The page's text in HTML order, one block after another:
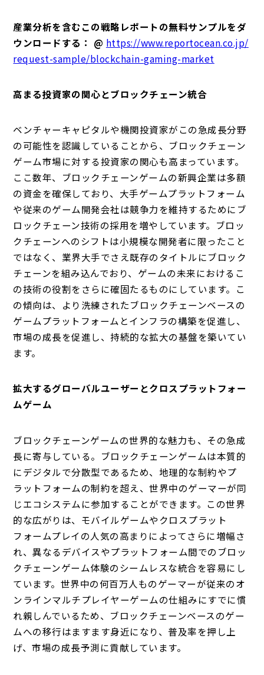
産業分析を含むこの戦略レポートの無料サンプルをダ
ウンロードする： @ https://www.reportocean.co.jp/
request-sample/blockchain-gaming-market
高まる投資家の関心とブロックチェーン統合
ベンチャーキャピタルや機関投資家がこの急成長分野
の可能性を認識していることから、ブロックチェーン
ゲーム市場に対する投資家の関心も高まっています。
ここ数年、ブロックチェーンゲームの新興企業は多額
の資金を確保しており、大手ゲームプラットフォーム
や従来のゲーム開発会社は競争力を維持するためにブ
ロックチェーン技術の採用を増やしています。ブロッ
クチェーンへのシフトは小規模な開発者に限ったこと
ではなく、業界大手でさえ既存のタイトルにブロック
チェーンを組み込んでおり、ゲームの未来におけるこ
の技術の役割をさらに確固たるものにしています。こ
の傾向は、より洗練されたブロックチェーンベースの
ゲームプラットフォームとインフラの構築を促進し、
市場の成長を促進し、持続的な拡大の基盤を築いてい
ます。
拡大するグローバルユーザーとクロスプラットフォー
ムゲーム
ブロックチェーンゲームの世界的な魅力も、その急成
長に寄与している。ブロックチェーンゲームは本質的
にデジタルで分散型であるため、地理的な制約やプ
ラットフォームの制約を超え、世界中のゲーマーが同
じエコシステムに参加することができます。この世界
的な広がりは、モバイルゲームやクロスプラット
フォームプレイの人気の高まりによってさらに増幅さ
れ、異なるデバイスやプラットフォーム間でのブロッ
クチェーンゲーム体験のシームレスな統合を容易にし
ています。世界中の何百万人ものゲーマーが従来のオ
ンラインマルチプレイヤーゲームの仕組みにすでに慣
れ親しんでいるため、ブロックチェーンベースのゲー
ムへの移行はますます身近になり、普及率を押し上
げ、市場の成長予測に貢献しています。